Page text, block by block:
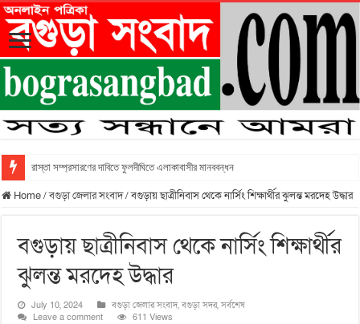
রাস্তা সম্প্রসারণের দাবিতে ফুলদীঘিতে এলাকাবাসীর মানববন্ধন
Home/বগুড়া জেলার সংবাদ/বগুড়ায় ছাত্রীনিবাস থেকে নার্সিং শিক্ষার্থীর ঝুলন্ত মরদেহ উদ্ধার
বগুড়ায় ছাত্রীনিবাস থেকে নার্সিং শিক্ষার্থীর
ঝুলন্ত মরদেহ উদ্ধার
July 10, 2024 বগুড়া জেলার সংবাদ,বগুড়া সদর,সর্বশেষ
Leave a comment
611 Views